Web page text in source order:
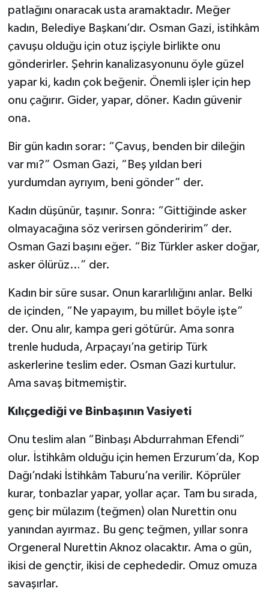
patlağını onaracak usta aramaktadır. Meğer
kadın, Belediye Başkanı’dır. Osman Gazi, istihkâm
çavuşu olduğu için otuz işçiyle birlikte onu
gönderirler. Şehrin kanalizasyonunu öyle güzel
yapar ki, kadın çok beğenir. Önemli işler için hep
onu çağırır. Gider, yapar, döner. Kadın güvenir
ona.
Bir gün kadın sorar: “Çavuş, benden bir dileğin
var mı?” Osman Gazi, “Beş yıldan beri
yurdumdan ayrıyım, beni gönder” der.
Kadın düşünür, taşınır. Sonra: “Gittiğinde asker
olmayacağına söz verirsen gönderirim” der.
Osman Gazi başını eğer. “Biz Türkler asker doğar,
asker ölürüz…” der.
Kadın bir süre susar. Onun kararlılığını anlar. Belki
de içinden, “Ne yapayım, bu millet böyle işte”
der. Onu alır, kampa geri götürür. Ama sonra
trenle hududa, Arpaçayı’na getirip Türk
askerlerine teslim eder. Osman Gazi kurtulur.
Ama savaş bitmemiştir.
Kılıçgediği ve Binbaşının Vasiyeti
Onu teslim alan “Binbaşı Abdurrahman Efendi”
olur. İstihkâm olduğu için hemen Erzurum’da, Kop
Dağı’ndaki İstihkâm Taburu’na verilir. Köprüler
kurar, tonbazlar yapar, yollar açar. Tam bu sırada,
genç bir mülazım (teğmen) olan Nurettin onu
yanından ayırmaz. Bu genç teğmen, yıllar sonra
Orgeneral Nurettin Aknoz olacaktır. Ama o gün,
ikisi de gençtir, ikisi de cephededir. Omuz omuza
savaşırlar.